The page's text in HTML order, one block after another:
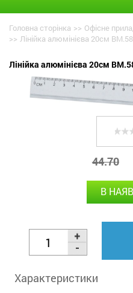
Головна сторінка >> Офісне
>> Лінійка алюмінієва 20см
Лінійка алюмінієва 20см
44.70
В
Характеристики